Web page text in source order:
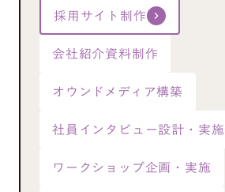
採用サイト制作
keyboard_arrow_right
会社紹介資料制作
オウンドメディア構築
社員インタビュー設計・実施
ワークショップ企画・実施